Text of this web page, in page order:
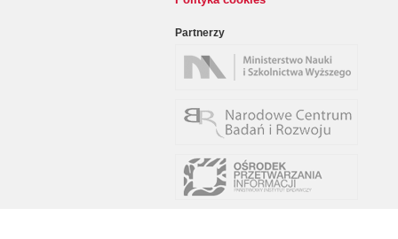
Partnerzy